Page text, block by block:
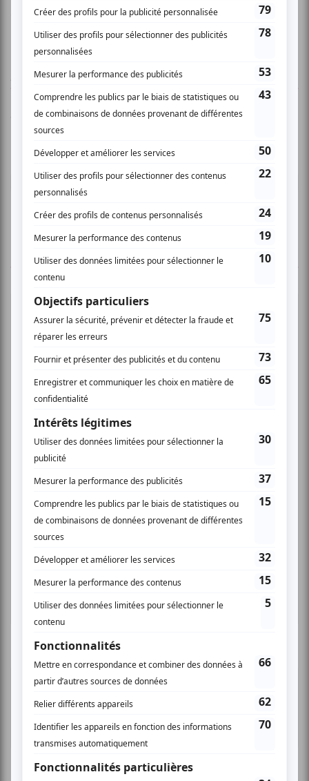
www.myspace.com/lesrevenants
AUCUN COMMENTAIRE
Vous devez être connecté pour
donner un avis.
Connectez-vous ici.
Festival Colline
Musique Québécoise Pop franco Variété
Festival Colline
Lac-Mégantic